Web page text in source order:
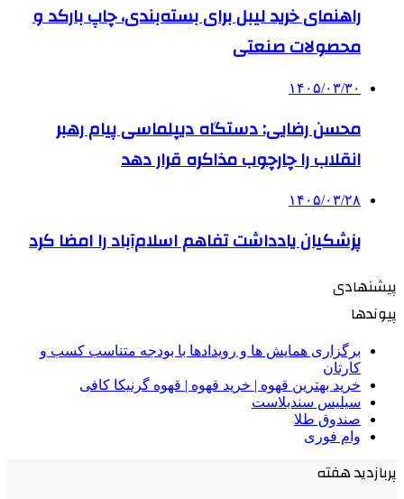
راهنمای خرید لیبل برای بسته‌بندی، چاپ بارکد و
محصولات صنعتی
۱۴۰۵/۰۳/۳۰
محسن رضایی: دستگاه دیپلماسی پیام رهبر
انقلاب را چارچوب مذاکره قرار دهد
۱۴۰۵/۰۳/۲۸
پزشکیان یادداشت تفاهم اسلام‌آباد را امضا کرد
پیشنهادی
پیوندها
برگزاری همایش ها و رویدادها با بودجه متناسب کسب و
کارتان
خرید بهترین قهوه | خرید قهوه | قهوه گرنیکا کافی
سیلیس سندبلاست
صندوق طلا
وام فوری
پربازدید هفته